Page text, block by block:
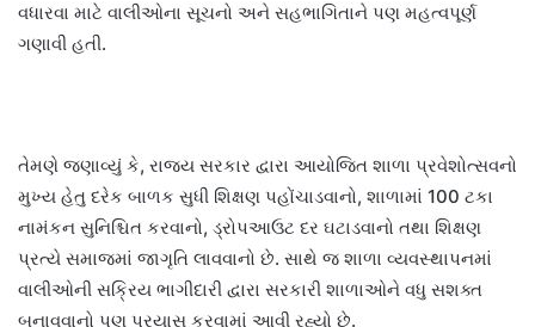
વધારવા માટે વાલીઓના સૂચનો અને સહભાગિતાને પણ મહત્વપૂર્ણ
ગણાવી હતી.
તેમણે જણાવ્યું કે, રાજ્ય સરકાર દ્વારા આયોજિત શાળા પ્રવેશોત્સવનો
મુખ્ય હેતુ દરેક બાળક સુધી શિક્ષણ પહોંચાડવાનો, શાળામાં 100 ટકા
નામંકન સુનિશ્ચિત કરવાનો, ડ્રોપઆઉટ દર ઘટાડવાનો તથા શિક્ષણ
પ્રત્યે સમાજમાં જાગૃતિ લાવવાનો છે. સાથે જ શાળા વ્યવસ્થાપનમાં
વાલીઓની સક્રિય ભાગીદારી દ્વારા સરકારી શાળાઓને વધુ સશક્ત
બનાવવાનો પણ પ્રયાસ કરવામાં આવી રહ્યો છે.